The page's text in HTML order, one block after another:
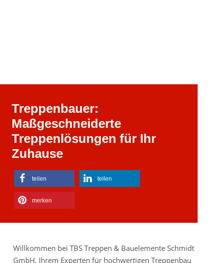
Treppenbauer:
Maßgeschneiderte
Treppenlösungen für Ihr
Zuhause
teilen teilen
merken
Willkommen bei TBS Treppen & Bauelemente Schmidt
GmbH, Ihrem Experten für hochwertigen Treppenbau